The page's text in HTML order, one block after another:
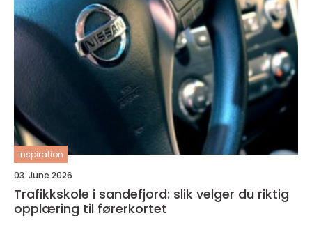
inspiration
03. June 2026
Trafikkskole i sandefjord: slik velger du riktig
opplæring til førerkortet